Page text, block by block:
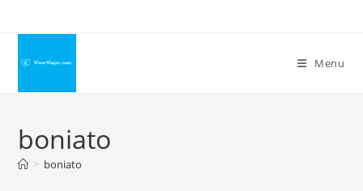
conteúdo
Menu
boniato
> boniato